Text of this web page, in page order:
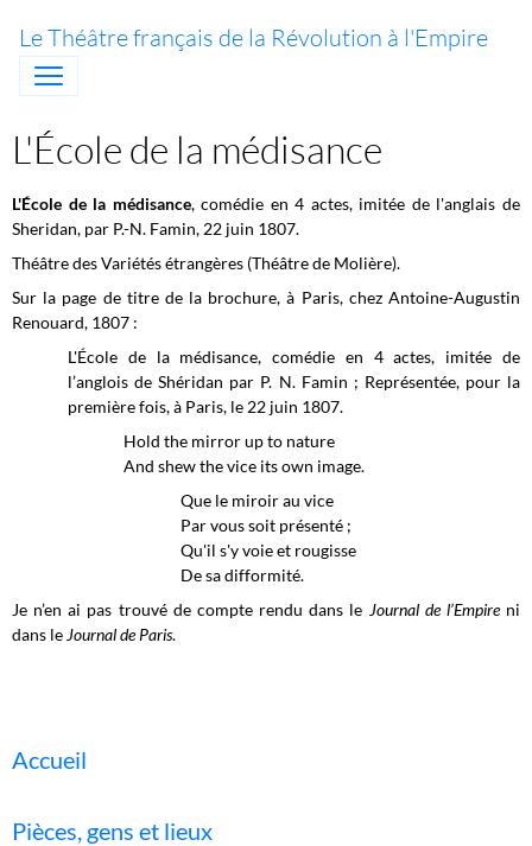
Le Théâtre français de la Révolution à l'Empire
L'École de la médisance
L'École de la médisance, comédie en 4 actes, imitée de l'anglais de
Sheridan, par P.-N. Famin, 22 juin 1807.
Théâtre des Variétés étrangères (Théâtre de Molière).
Sur la page de titre de la brochure, à Paris, chez Antoine-Augustin
Renouard, 1807 :
L'École de la médisance, comédie en 4 actes, imitée de
l’anglois de Shéridan par P. N. Famin ; Représentée, pour la
première fois, à Paris, le 22 juin 1807.
Hold the mirror up to nature
And shew the vice its own image.
Que le miroir au vice
Par vous soit présenté ;
Qu'il s'y voie et rougisse
De sa difformité.
Je n’en ai pas trouvé de compte rendu dans le Journal de l’Empire ni
dans le Journal de Paris.
Accueil
Pièces, gens et lieux